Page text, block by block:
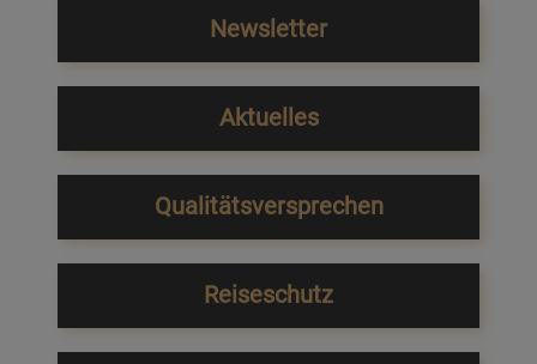
Newsletter
Aktuelles
Qualitätsversprechen
Reiseschutz